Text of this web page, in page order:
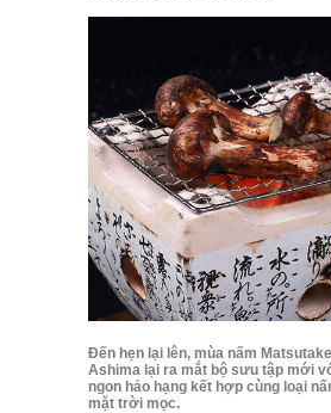
Đến hẹn lại lên, mùa nấm
Ashima lại ra mắt bộ sưu tập mới
ngon hảo hạng kết hợp cùng loại
mặt trời mọc.